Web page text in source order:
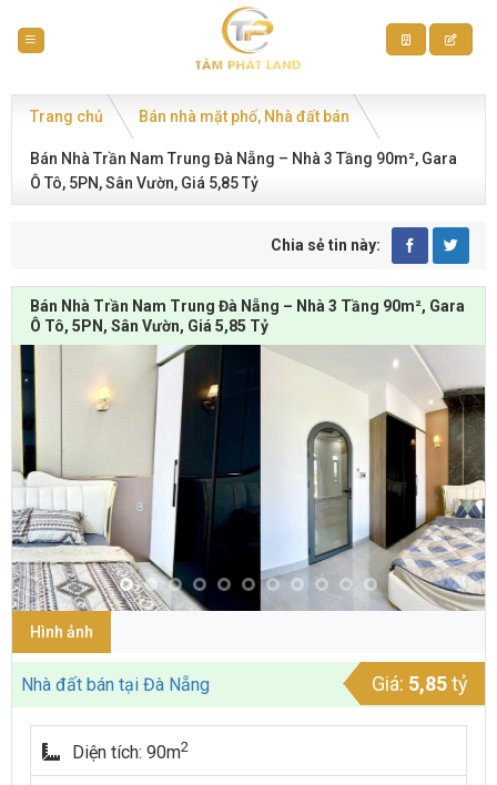
Trang chủ Bán nhà mặt phố Nhà đất bán
Bán Nhà Trần Nam Trung Đà Nẵng – Nhà 3 Tầng 90m², Gara
Ô Tô, 5PN, Sân Vườn, Giá 5,85 Tỷ
Chia sẻ tin này:
Bán Nhà Trần Nam Trung Đà Nẵng – Nhà 3 Tầng 90m², Gara
Ô Tô, 5PN, Sân Vườn, Giá 5,85 Tỷ
Hình ảnh
Nhà đất bán tại Đà Nẵng Giá: 5,85tỷ
Diện tích: 90m2